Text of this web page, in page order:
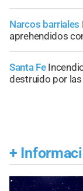
Narcos barriales
aprehendidos
Santa Fe
destruido por
+